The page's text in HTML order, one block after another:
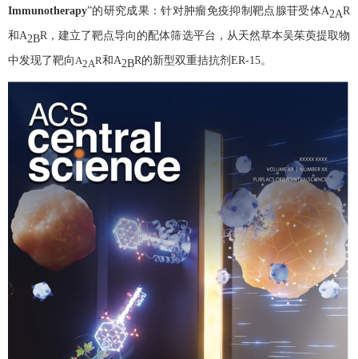
Immunotherapy”的研究成果：针对肿瘤免疫抑制靶点腺苷受体A2AR
和A2BR，建立了靶点导向的配体筛选平台，从天然草本吴茱萸提取物
中发现了靶向 A2AR和 A2BR的新型双重拮抗剂 ER-15。